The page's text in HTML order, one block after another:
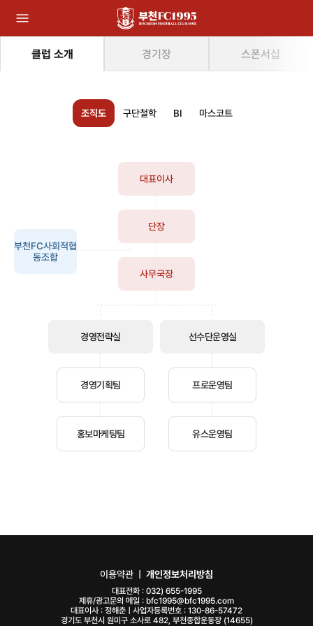
클럽 소개 경기장 스폰서십
조직도 구단철학 BI 마스코트
대표이사
단장
부천FC사회적협
동조합
사무국장
경영전략실
경영기획팀
홍보마케팅팀
선수단운영실
프로운영팀
유스운영팀
이용약관 개인정보처리방침
대표전화 : 032) 655-1995
제휴/광고문의 메일 : bfc1995@bfc1995.com
대표이사 : 정해춘ㅣ사업자등록번호 : 130-86-57472
경기도 부천시 원미구 소사로 482, 부천종합운동장 (14655)